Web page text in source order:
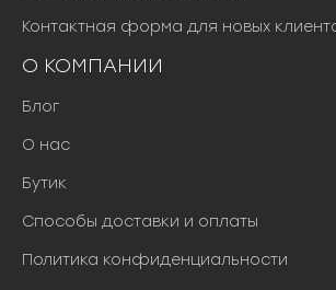
Контактная форма для новых
О КОМПАНИИ
Блог
О нас
Бутик
Способы доставки и оплаты
Политика конфиденциальности